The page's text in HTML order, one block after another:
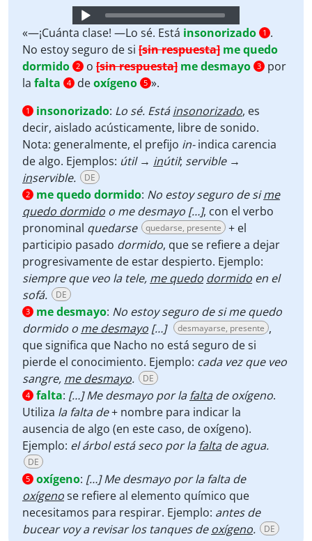
Audio
Player
«—¡Cuánta clase! —Lo sé. Está insonorizado 1 .
No estoy seguro de si [sin respuesta] me quedo
dormido 2 o [sin respuesta] me desmayo 3
por
la falta 4 deoxígeno 5 ».
1 insonorizado: Lo sé. Estáinsonorizado, es
decir, aislado acústicamente, libre de sonido.
Nota: generalmente, el prefijo in-indica carencia
de algo. Ejemplos: útil → inútil; servible →
inservible. DE
2 me quedo dormido: No estoy seguro de sime
quedo dormido o me desmayo […], con el verbo
pronominal quedarse quedarse, presente
+ el
participio pasado dormido, que se refiere a dejar
progresivamente de estar despierto. Ejemplo:
siempre que veo la tele, me quedo dormido en el
sofá.
DE
3 me desmayo: No estoy seguro de si me quedo
dormido o me desmayo […] desmayarse, presente ,
que significa que Nacho no está seguro de si
pierde el conocimiento. Ejemplo: cada vez que veo
sangre, me desmayo. DE
4 falta: […] Me desmayo por lafaltade oxígeno.
Utiliza la falta de+ nombre para indicar la
ausencia de algo (en este caso, de oxígeno).
Ejemplo: el árbol está seco por lafaltade agua.
DE
5 oxígeno: […] Me desmayo por la falta de
oxígenose refiere al elemento químico que
necesitamos para respirar. Ejemplo: antes de
bucear voy a revisar los tanques deoxígeno. DE